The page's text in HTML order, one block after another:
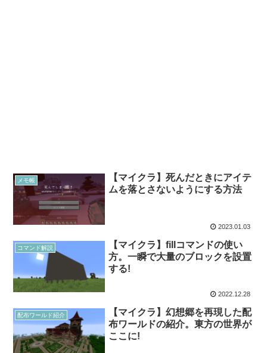
メモ帳
【マイクラ】死んだときにアイテ
ムを落とさないようにする方法
2023.01.03
コマンド解説
【マイクラ】fillコマンドの使い
方。一瞬で大量のブロックを設置
する!
2022.12.28
配布ワールド紹介
【マイクラ】幻想郷を再現した配
布ワールドの紹介。東方の世界が
ここに!